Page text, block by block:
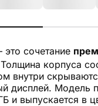
сочетание
корпуса
внутри
дисплей. Модель
и выпускается в